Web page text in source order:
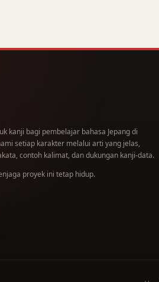
kanji bagi pembelajar bahasa Jepang di
setiap karakter melalui arti yang jelas,
contoh kalimat, dan dukungan kanji-data.
proyek ini tetap hidup.